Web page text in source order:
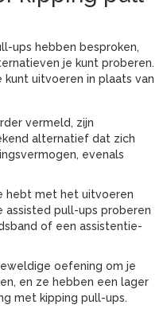
ups hebben besproken,
je kunt proberen.
kunt uitvoeren in plaats van
vermeld, zijn
alternatief dat zich
evenals
hebt met het uitvoeren
assisted pull-ups proberen
of een assistentie-
oefening om je
en ze hebben een lager
met kipping pull-ups.